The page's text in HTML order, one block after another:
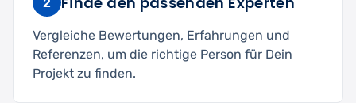
Vergleiche Bewertungen, Erfahrungen und
Referenzen, um die richtige Person für Dein
Projekt zu finden.